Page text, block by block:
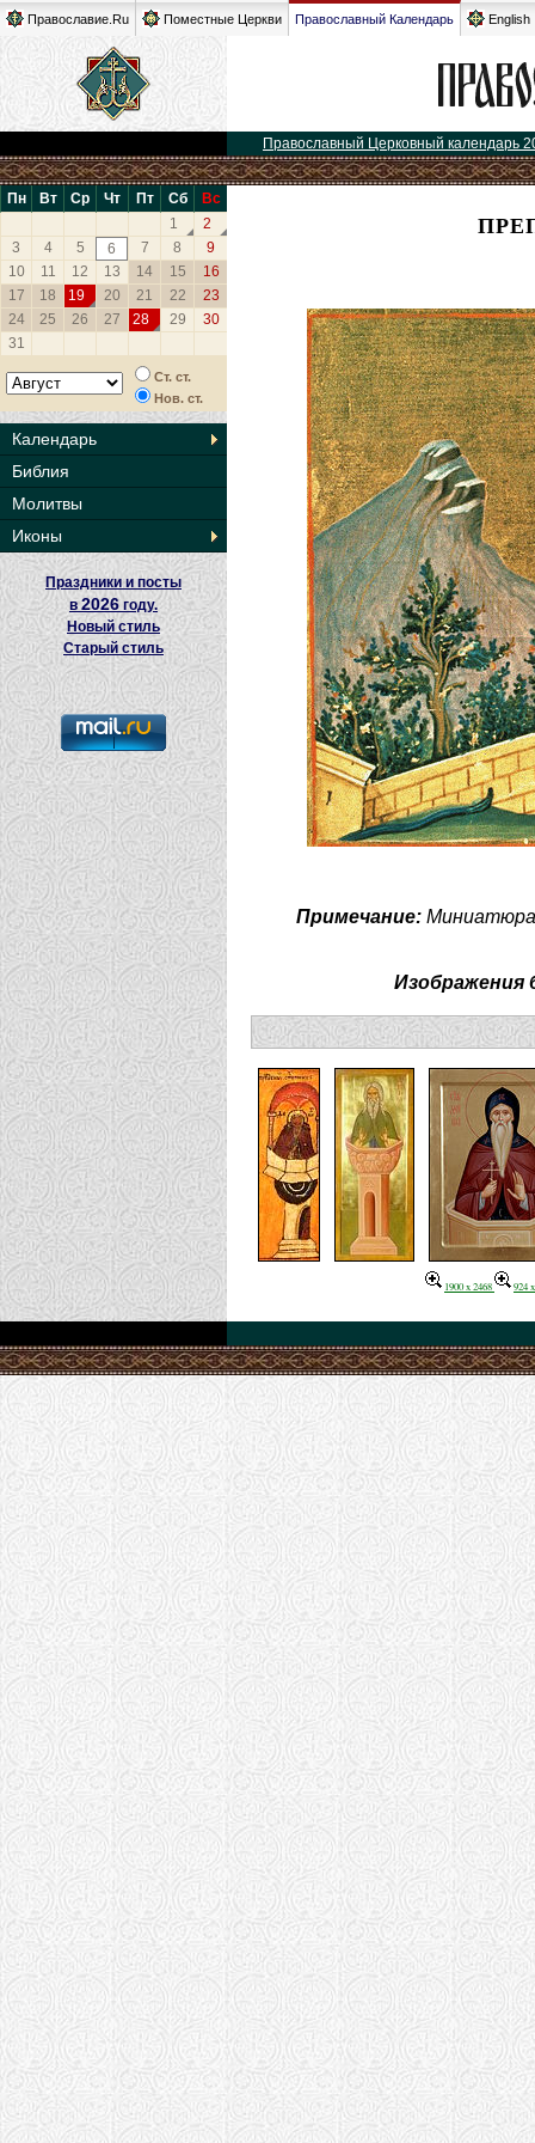
Православие.Ru Поместные Церкви Православный Календарь English
Православный Церковный календарь
Пн Вт Ср Чт Пт Сб
Вс
1
2
3
4 5 6 7 8
9
10
11 12 13 14 15
16
17
18 19 20 21 22
23
24
25 26 27 28 29
30
31
Ст. ст.
Нов. ст.
Календарь
Библия
Молитвы
Иконы
Праздники и посты
в2026 году.
Новый стиль
Старый стиль
Примечание:Миниатюра
1900 x 2468 924